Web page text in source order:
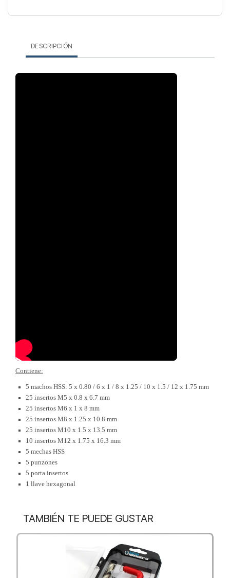
DESCRIPCIÓN
Contiene:
5 machos HSS: 5 x 0.80 / 6 x 1 / 8 x 1.25 / 10 x 1.5 / 12 x 1.75 mm
25 insertos M5 x 0.8 x 6.7 mm
25 insertos M6 x 1 x 8 mm
25 insertos M8 x 1.25 x 10.8 mm
25 insertos M10 x 1.5 x 13.5 mm
10 insertos M12 x 1.75 x 16.3 mm
5 mechas HSS
5 punzones
5 porta insertos
1 llave hexagonal
TAMBIÉN TE PUEDE GUSTAR